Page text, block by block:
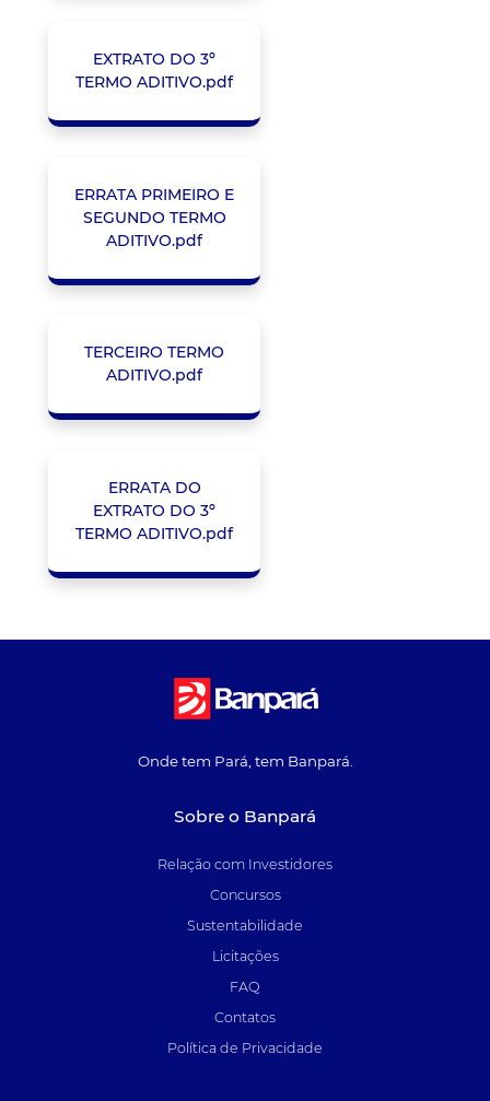
EXTRATO DO 3º
TERMO ADITIVO.pdf
ERRATA PRIMEIRO E
SEGUNDO TERMO
ADITIVO.pdf
TERCEIRO TERMO
ADITIVO.pdf
ERRATA DO
EXTRATO DO 3º
TERMO ADITIVO.pdf
Onde tem Pará, tem Banpará.
Sobre o Banpará
Relação com Investidores
Concursos
Sustentabilidade
Licitações
FAQ
Contatos
Política de Privacidade